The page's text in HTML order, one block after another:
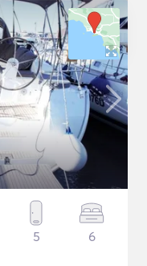
5 6